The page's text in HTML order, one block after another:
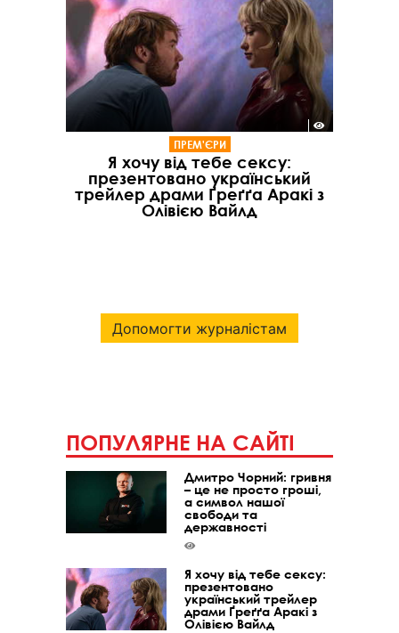
ПРЕМ'ЄРИ
Я хочу від тебе сексу:
презентовано український
трейлер драми Ґреґґа Аракі з
Олівією Вайлд
Допомогти журналістам
ПОПУЛЯРНЕ НА САЙТІ
Дмитро Чорний: гривня
– це не просто гроші,
а символ нашої
свободи та
державності
Я хочу від тебе сексу:
презентовано
український трейлер
драми Ґреґґа Аракі з
Олівією Вайлд